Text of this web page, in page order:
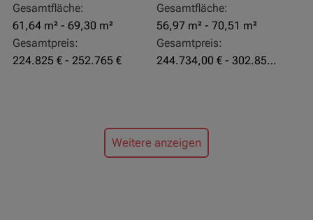
Gesamtfläche:
61,64 m² - 69,30 m²
Gesamtpreis:
224.825 € - 252.765 €
Gesamtfläche:
56,97 m² - 70,51 m²
Gesamtpreis:
244.734,00 € - 302.855,00 €
Weitere anzeigen